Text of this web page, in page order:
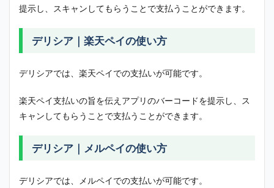
提示し、スキャンしてもらうことで支払うことができます。
デリシア｜楽天ペイの使い方
デリシアでは、楽天ペイでの支払いが可能です。
楽天ペイ支払いの旨を伝えアプリのバーコードを提示し、ス
キャンしてもらうことで支払うことができます。
デリシア｜メルペイの使い方
デリシアでは、メルペイでの支払いが可能です。